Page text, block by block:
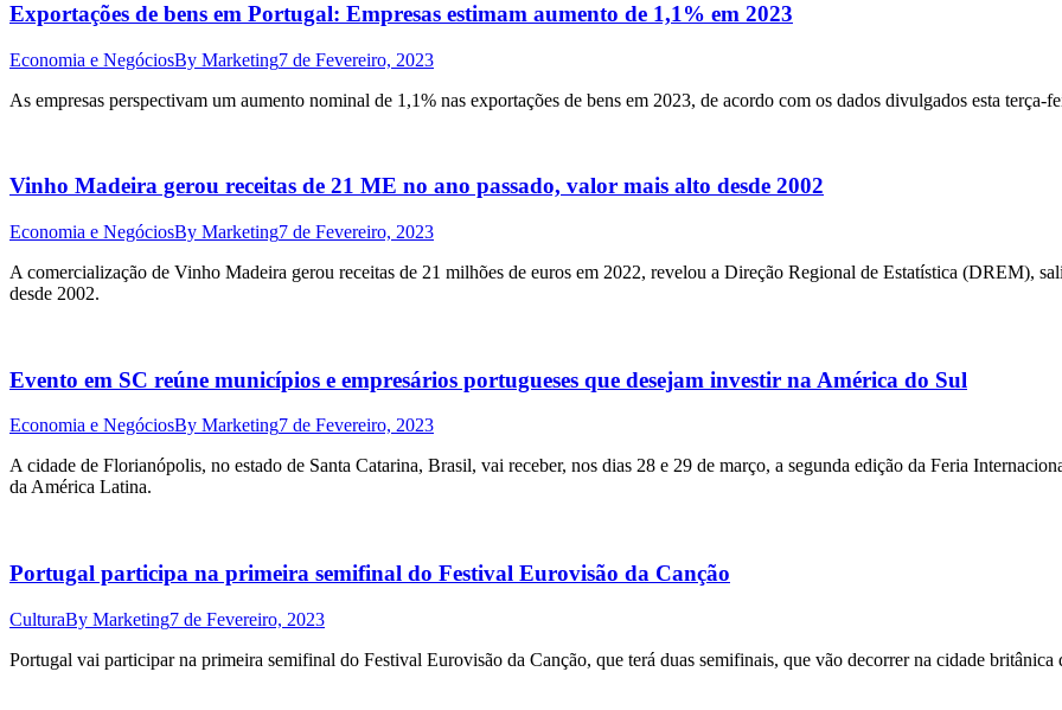
Exportações de bens em Portugal: Empresas estimam aumento de 1,1% em 2023
Economia e NegóciosBy Marketing7 de Fevereiro, 2023
As empresas perspectivam um aumento nominal de 1,1% nas exportações de bens em 2023, de acordo com os dados divulgados esta
Vinho Madeira gerou receitas de 21 ME no ano passado, valor mais alto desde 2002
Economia e NegóciosBy Marketing7 de Fevereiro, 2023
A comercialização de Vinho Madeira gerou receitas de 21 milhões de euros em 2022, revelou a Direção Regional de Estatística (DREM),
desde 2002.
Evento em SC reúne municípios e empresários portugueses que desejam investir na América do Sul
Economia e NegóciosBy Marketing7 de Fevereiro, 2023
A cidade de Florianópolis, no estado de Santa Catarina, Brasil, vai receber, nos dias 28 e 29 de março, a segunda edição da Feria
da América Latina.
Portugal participa na primeira semifinal do Festival Eurovisão da Canção
CulturaBy Marketing7 de Fevereiro, 2023
Portugal vai participar na primeira semifinal do Festival Eurovisão da Canção, que terá duas semifinais, que vão decorrer na cidade